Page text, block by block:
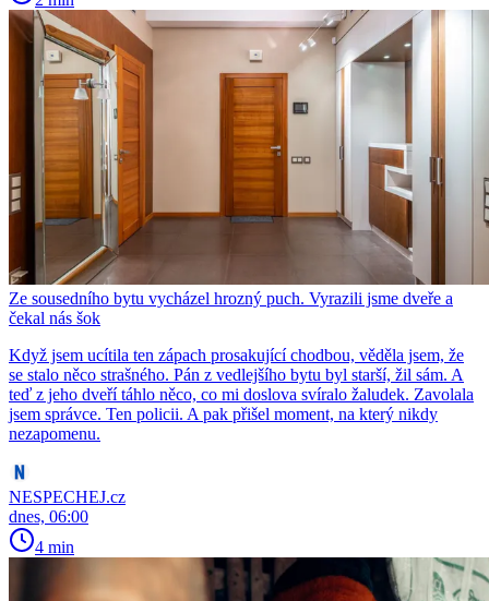
Ze sousedního bytu vycházel hrozný puch. Vyrazili jsme dveře a
čekal nás šok
Když jsem ucítila ten zápach prosakující chodbou, věděla jsem, že
se stalo něco strašného. Pán z vedlejšího bytu byl starší, žil sám. A
teď z jeho dveří táhlo něco, co mi doslova svíralo žaludek. Zavolala
jsem správce. Ten policii. A pak přišel moment, na který nikdy
nezapomenu.
NESPECHEJ.cz
dnes, 06:00
4 min